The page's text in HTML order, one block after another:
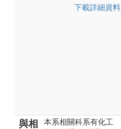
下載詳細資料
與相
本系相關科系有化工